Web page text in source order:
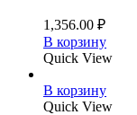
1,356.00 ₽
В корзину
Quick View
В корзину
Quick View